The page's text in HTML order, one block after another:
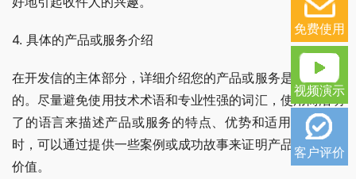
4. 具体的产品或服务介绍
在开发信的主体部分，详细介绍您的产品或服务是必不可少
的。尽量避免使用技术术语和专业性强的词汇，使用简洁明
了的语言来描述产品或服务的特点、优势和适用范围。同
时，可以通过提供一些案例或成功故事来证明产品或服务的
价值。
免费使用
视频演示
客户评价